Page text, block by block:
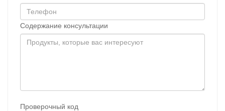
Содержание консультации
Проверочный код